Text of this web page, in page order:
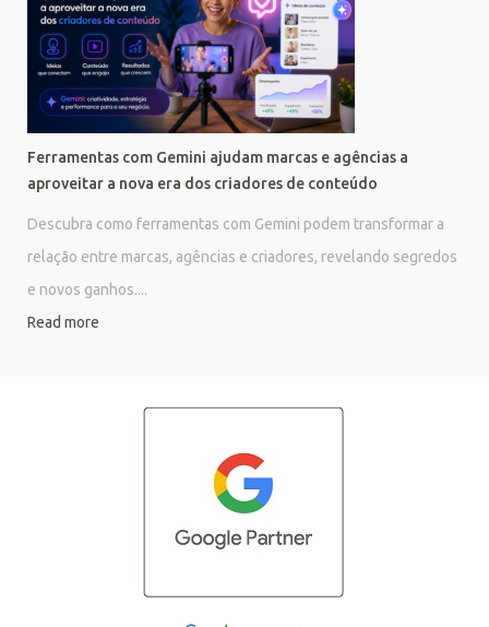
Ferramentas com Gemini ajudam marcas e agências a
aproveitar a nova era dos criadores de conteúdo
Descubra como ferramentas com Gemini podem transformar a
relação entre marcas, agências e criadores, revelando segredos
e novos ganhos....
Read more